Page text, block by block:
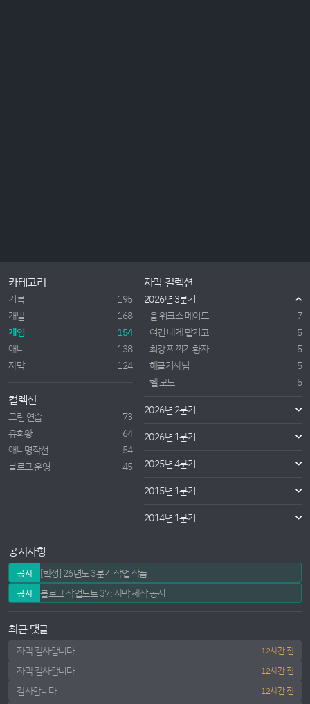
카테고리
기록
195
개발
168
게임
154
애니
138
자막
124
컬렉션
그림 연습
73
유희왕
64
애니명작선
54
블로그 운영
45
자막 컬렉션
2026년 3분기
올 워크스 메이드
7
여긴 내게 맡기고
5
최강 찌꺼기 황자
5
해골기사님
5
헬 모드
5
2026년 2분기
2026년 1분기
2025년 4분기
2015년 1분기
2014년 1분기
공지사항
공지 [확정] 26년도 3분기 작업 작품
공지 블로그 작업노트 37: 자막 제작 공지
최근 댓글
자막 감사합니다 12시간 전
자막 감사합니다 12시간 전
감사합니다. 12시간 전